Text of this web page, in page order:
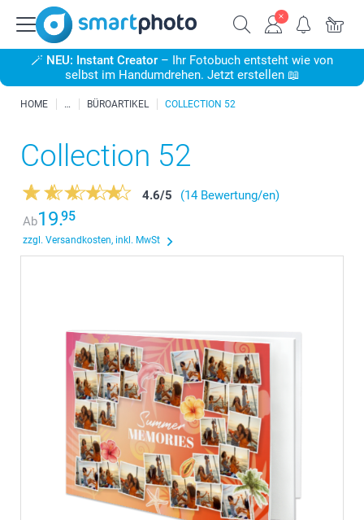
🪄 NEU: Instant Creator – Ihr Fotobuch entsteht wie von
selbst im Handumdrehen. Jetzt erstellen 📖
HOME BÜROARTIKEL COLLECTION 52
Collection 52
4.6/5
(14 Bewertung/en)
Ab19.95
zzgl. Versandkosten, inkl. MwSt